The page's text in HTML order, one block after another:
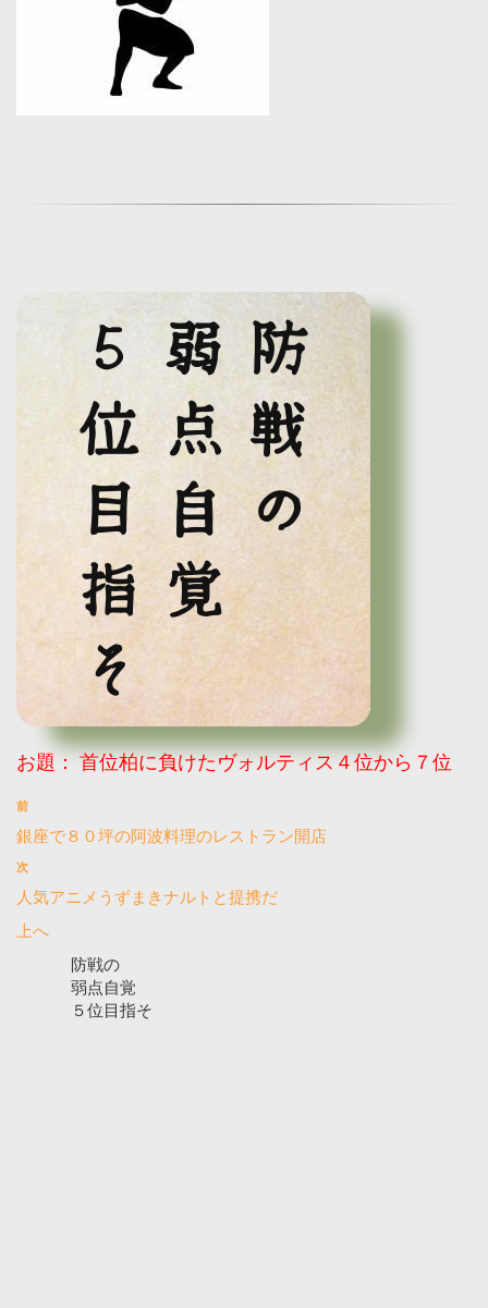
防戦の
弱点自覚
５位目指そ
お題：首位柏に負けたヴォルティス４位から７位
前
銀座で８０坪の阿波料理のレストラン開店
次
人気アニメうずまきナルトと提携だ
上へ
防戦の
弱点自覚
５位目指そ